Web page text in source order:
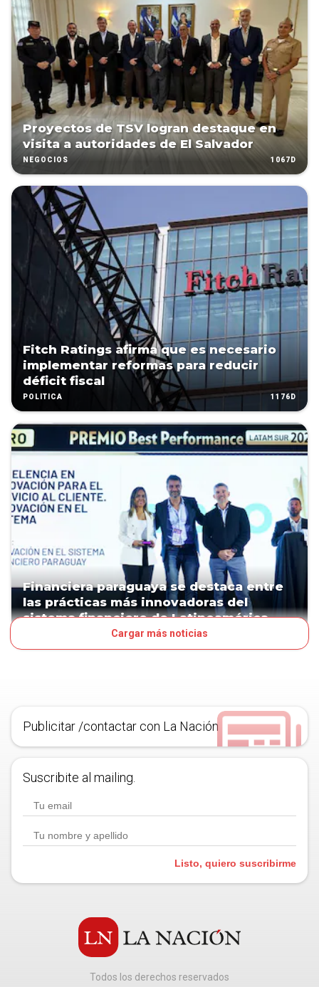
Proyectos de TSV logran destaque en
visita a autoridades de El Salvador
NEGOCIOS 1067D
Fitch Ratings afirma que es necesario
implementar reformas para reducir
déficit fiscal
POLÍTICA 1176D
Financiera paraguaya se destaca entre
las prácticas más innovadoras del
sistema financiero de Latinoamérica
Cargar más noticias
Publicitar /contactar con La Nación
Suscribite al mailing.
Listo, quiero suscribirme
Todos los derechos reservados